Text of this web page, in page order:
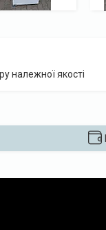
належної якості